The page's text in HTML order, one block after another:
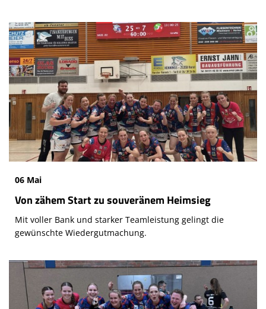
06 Mai
Von zähem Start zu souveränem Heimsieg
Mit voller Bank und starker Teamleistung gelingt die
gewünschte Wiedergutmachung.